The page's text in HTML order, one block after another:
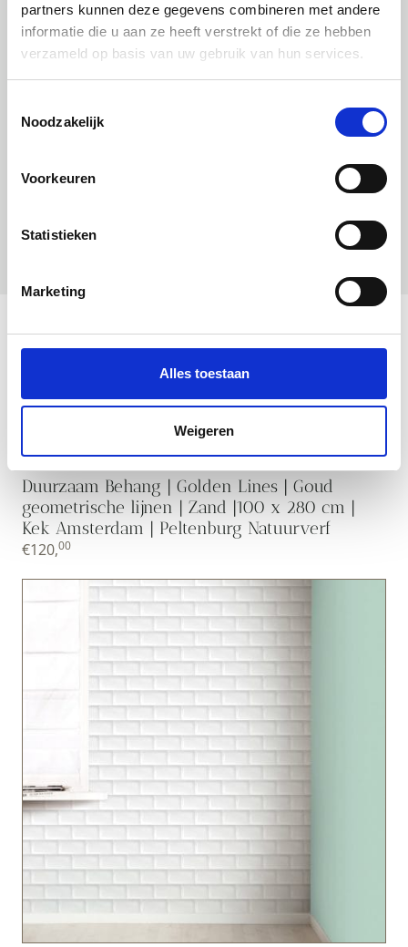
partners kunnen deze gegevens combineren met andere
informatie die u aan ze heeft verstrekt of die ze hebben
verzameld op basis van uw gebruik van hun services.
Noodzakelijk
Voorkeuren
Statistieken
Marketing
Alles toestaan
Weigeren
Uitgelichte producten
Duurzaam Behang | Golden Lines | Goud
geometrische lijnen | Zand |100 x 280 cm |
Kek Amsterdam | Peltenburg Natuurverf
€120,00